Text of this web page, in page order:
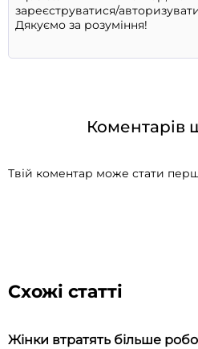
Коментарів
Твій коментар може стати
Схожі статті
Жінки втратять більше